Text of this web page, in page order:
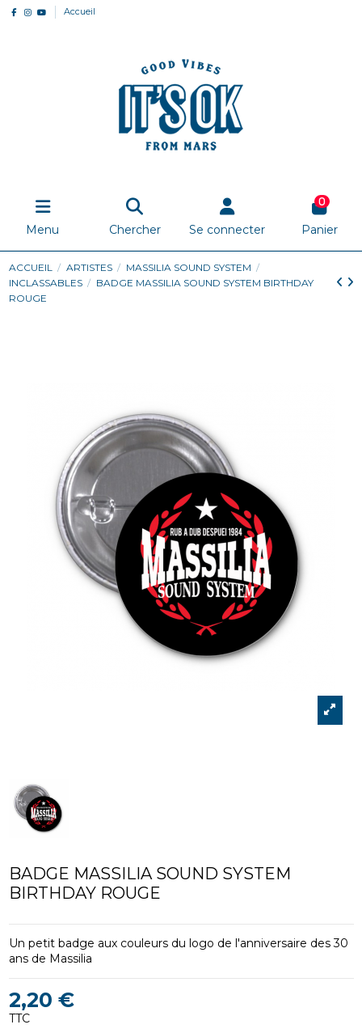
Accueil
Menu Chercher Se connecter
0
Panier
ACCUEIL ARTISTES
MASSILIA SOUND SYSTEM
INCLASSABLES
BADGE MASSILIA SOUND SYSTEM BIRTHDAY
ROUGE
BADGE MASSILIA SOUND SYSTEM
BIRTHDAY ROUGE
Un petit badge aux couleurs du logo de l'anniversaire des 30
ans de Massilia
2,20 €
TTC